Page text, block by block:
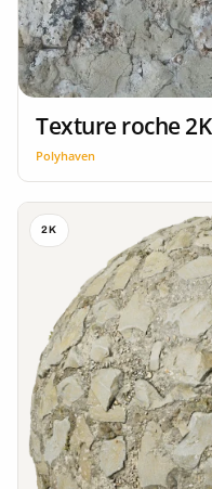
Texture roche 2K
Polyhaven
2K